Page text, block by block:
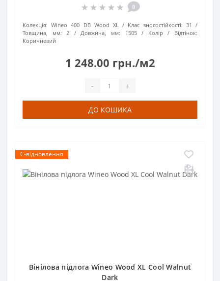
0
Колекція: Wineo 400 DB Wood XL Клас зносостійкості: 31
Товщина, мм:
2 Довжина, мм: 1505
Колір / Відтінок:
Коричневий
1 248.00 грн./м2
- +
ДО КОШИКА
Є-відновлення
Вінілова підлога Wineo Wood XL Cool Walnut
Dark